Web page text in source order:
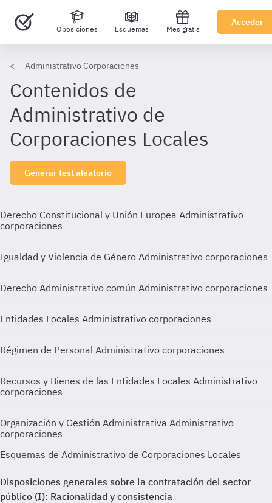
Oposiciones Esquemas Mes gratis
Acceder
Administrativo Corporaciones
Contenidos de
Administrativo de
Corporaciones Locales
Generar test aleatorio
Derecho Constitucional y Unión Europea Administrativo
corporaciones
Igualdad y Violencia de Género Administrativo corporaciones
Derecho Administrativo común Administrativo corporaciones
Entidades Locales Administrativo corporaciones
Régimen de Personal Administrativo corporaciones
Recursos y Bienes de las Entidades Locales Administrativo
corporaciones
Organización y Gestión Administrativa Administrativo
corporaciones
Esquemas de Administrativo de Corporaciones Locales
Disposiciones generales sobre la contratación del sector
público (I): Racionalidad y consistencia